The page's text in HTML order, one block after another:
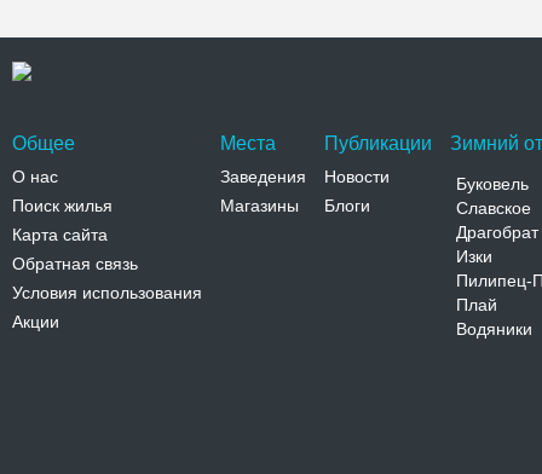
Общее
О нас
Поиск жилья
Карта сайта
Обратная связь
Условия использования
Акции
Места
Заведения
Магазины
Публикации
Новости
Блоги
Зимний
Буковель
Славское
Драгобрат
Изки
Пилипец-
Плай
Водяники